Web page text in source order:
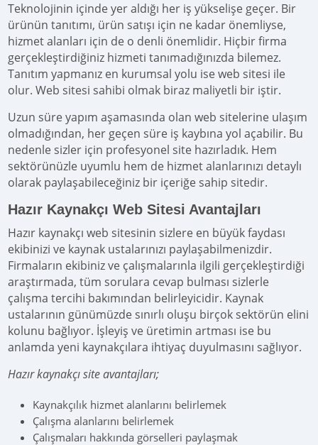
Teknolojinin içinde yer aldığı her iş yükselişe geçer. Bir
ürünün tanıtımı, ürün satışı için ne kadar önemliyse,
hizmet alanları için de o denli önemlidir. Hiçbir firma
gerçekleştirdiğiniz hizmeti tanımadığınızda bilemez.
Tanıtım yapmanız en kurumsal yolu ise web sitesi ile
olur. Web sitesi sahibi olmak biraz maliyetli bir iştir.
Uzun süre yapım aşamasında olan web sitelerine ulaşım
olmadığından, her geçen süre iş kaybına yol açabilir. Bu
nedenle sizler için profesyonel site hazırladık. Hem
sektörünüzle uyumlu hem de hizmet alanlarınızı detaylı
olarak paylaşabileceğiniz bir içeriğe sahip sitedir.
Hazır Kaynakçı Web Sitesi Avantajları
Hazır kaynakçı web sitesinin sizlere en büyük faydası
ekibinizi ve kaynak ustalarınızı paylaşabilmenizdir.
Firmaların ekibiniz ve çalışmalarınla ilgili gerçekleştirdiği
araştırmada, tüm sorulara cevap bulması sizlerle
çalışma tercihi bakımından belirleyicidir. Kaynak
ustalarının günümüzde sınırlı oluşu birçok sektörün elini
kolunu bağlıyor. İşleyiş ve üretimin artması ise bu
anlamda yeni kaynakçılara ihtiyaç duyulmasını sağlıyor.
Hazır kaynakçı site avantajları;
Kaynakçılık hizmet alanlarını belirlemek
Çalışma alanlarını belirlemek
Çalışmaları hakkında görselleri paylaşmak